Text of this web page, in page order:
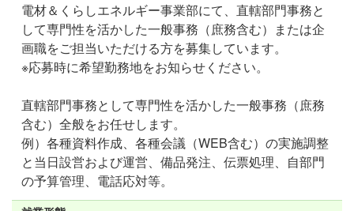
電材＆くらしエネルギー事業部にて、直轄部門事務と
して専門性を活かした一般事務（庶務含む）または企
画職をご担当いただける方を募集しています。
※応募時に希望勤務地をお知らせください。
直轄部門事務として専門性を活かした一般事務（庶務
含む）全般をお任せします。
例）各種資料作成、各種会議（WEB含む）の実施調整
と当日設営および運営、備品発注、伝票処理、自部門
の予算管理、電話応対等。